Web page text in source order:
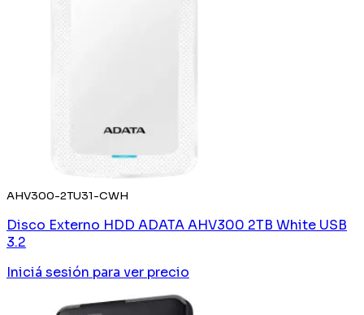
AHV300-2TU31-CWH
Disco Externo HDD ADATA AHV300 2TB White USB
3.2
Iniciá sesión para ver precio